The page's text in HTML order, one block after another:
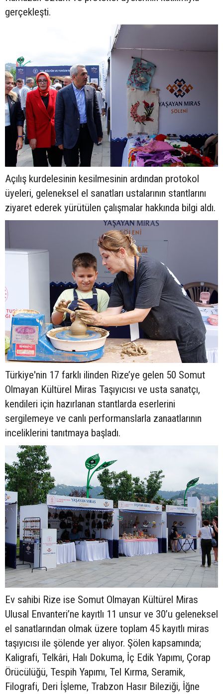
gerçekleşti.
Açılış kurdelesinin kesilmesinin ardından protokol
üyeleri, geleneksel el sanatları ustalarının stantlarını
ziyaret ederek yürütülen çalışmalar hakkında bilgi aldı.
Türkiye'nin 17 farklı ilinden Rize’ye gelen 50 Somut
Olmayan Kültürel Miras Taşıyıcısı ve usta sanatçı,
kendileri için hazırlanan stantlarda eserlerini
sergilemeye ve canlı performanslarla zanaatlarının
inceliklerini tanıtmaya başladı.
Ev sahibi Rize ise Somut Olmayan Kültürel Miras
Ulusal Envanteri’ne kayıtlı 11 unsur ve 30’u geleneksel
el sanatlarından olmak üzere toplam 45 kayıtlı miras
taşıyıcısı ile şölende yer alıyor. Şölen kapsamında;
Kaligrafi, Telkâri, Halı Dokuma, İç Edik Yapımı, Çorap
Örücülüğü, Tespih Yapımı, Tel Kırma, Seramik,
Filografi, Deri İşleme, Trabzon Hasır Bileziği, İğne